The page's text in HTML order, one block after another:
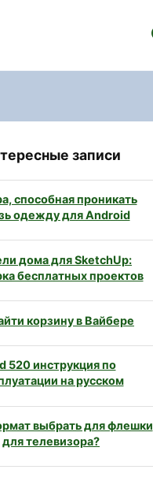
записи
способная проникать
одежду для Android
дома для SketchUp:
бесплатных проектов
корзину в Вайбере
520 инструкция по
на русском
выбрать для флешки
для телевизора?